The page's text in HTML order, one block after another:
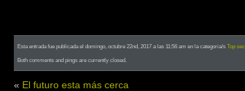
Esta entrada fue publicada el domingo, octubre 22nd, 2017 a las 11:56 am en la categoria/s Top
Both comments and pings are currently closed.
« El futuro esta más cerca